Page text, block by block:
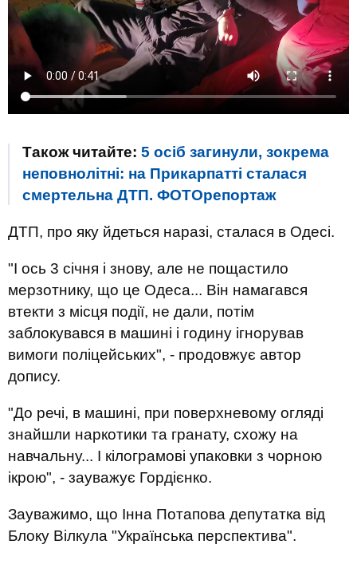
Також читайте: 5 осіб загинули, зокрема
неповнолітні: на Прикарпатті сталася
смертельна ДТП. ФОТОрепортаж
ДТП, про яку йдеться наразі, сталася в Одесі.
"І ось 3 січня і знову, але не пощастило
мерзотнику, що це Одеса... Він намагався
втекти з місця події, не дали, потім
заблокувався в машині і годину ігнорував
вимоги поліцейських", - продовжує автор
допису.
"До речі, в машині, при поверхневому огляді
знайшли наркотики та гранату, схожу на
навчальну... І кілограмові упаковки з чорною
ікрою", - зауважує Гордієнко.
Зауважимо, що Інна Потапова депутатка від
Блоку Вілкула "Українська перспектива".